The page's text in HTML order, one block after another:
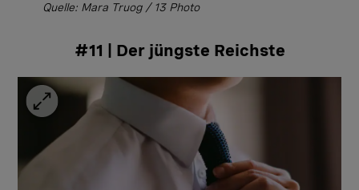
Quelle: Mara Truog / 13 Photo
#11 | Der jüngste Reichste